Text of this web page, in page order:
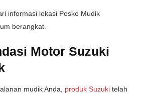
informasi lokasi Posko Mudik
berangkat.
Motor Suzuki
mudik Anda, produk Suzuki telah